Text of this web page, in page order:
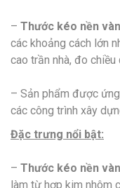
– Thước kéo nền
các khoảng cách lớn
cao trần nhà, đo chiều
– Sản phẩm được
các công trình xây
Đặc trưng nổi bật:
– Thước kéo nền
làm từ hợp kim nhôm